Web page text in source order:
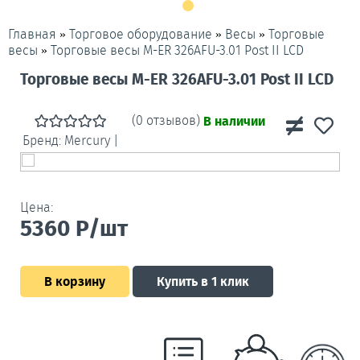
Главная » Торговое оборудование » Весы » Торговые
весы » Торговые весы M-ER 326AFU-3.01 Post II LCD
Торговые весы M-ER 326AFU-3.01 Post II LCD
(0 отзывов) В наличии
Бренд: Mercury|
Цена:
5360 Р/шт
В корзину Купить в 1 клик